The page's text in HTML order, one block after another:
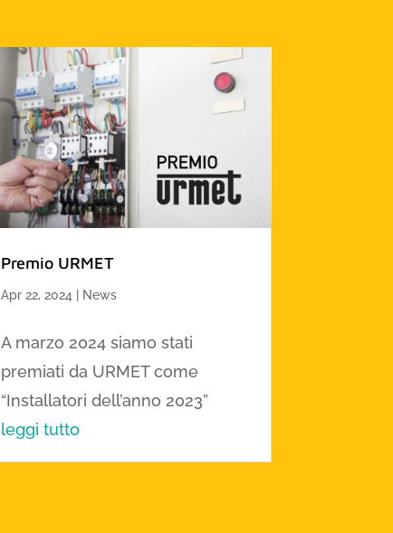
Premio URMET
Apr 22, 2024 News
A marzo 2024 siamo stati
premiati da URMET come
“Installatori dell’anno 2023”
leggi tutto